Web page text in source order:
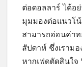
ต่อดอลลาร์ ได้อ
มุมมองต่อแนวโ
สามารถอ่อนค่าท
สัปดาห์ ซึ่งเราม
หากเฟดตัดสินใจ